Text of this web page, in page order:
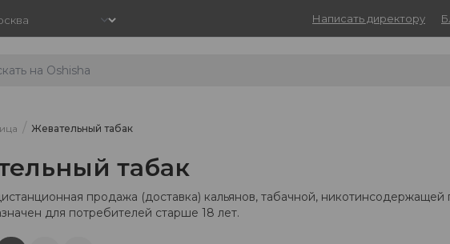
Написать директору
/ Жевательный табак
табак
продажа (доставка) кальянов, табачной,
для потребителей старше 18 лет.